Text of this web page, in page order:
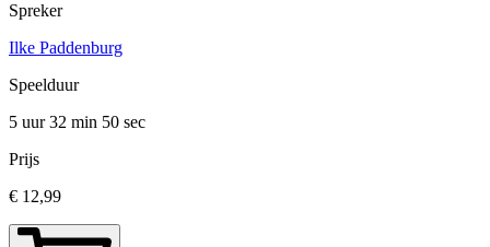
Spreker
Ilke Paddenburg
Speelduur
5 uur 32 min 50 sec
Prijs
€ 12,99